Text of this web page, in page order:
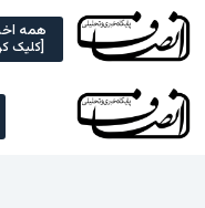
Skip
content
همه
[کلیک